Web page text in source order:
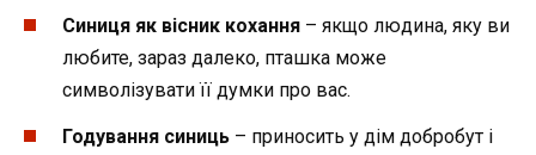
Синиця як вісник кохання – якщо людина, яку ви
любите, зараз далеко, пташка може
символізувати її думки про вас.
Годування синиць – приносить у дім добробут і